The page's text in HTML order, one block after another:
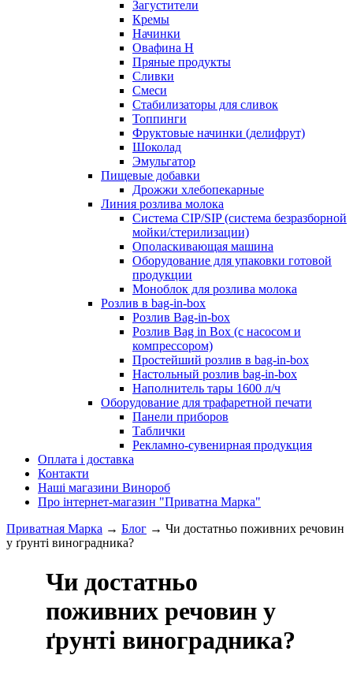
Загустители
Кремы
Начинки
Овафина Н
Пряные продукты
Сливки
Смеси
Стабилизаторы для сливок
Топпинги
Фруктовые начинки (делифрут)
Шоколад
Эмульгатор
Пищевые добавки
Дрожжи хлебопекарные
Линия розлива молока
Система CIP/SIP (система безразборной
мойки/стерилизации)
Ополаскивающая машина
Оборудование для упаковки готовой
продукции
Моноблок для розлива молока
Розлив в bag-in-box
Розлив Bag-in-box
Розлив Bag in Box (с насосом и
компрессором)
Простейший розлив в bag-in-box
Настольный розлив bag-in-box
Наполнитель тары 1600 л/ч
Оборудование для трафаретной печати
Панели приборов
Таблички
Рекламно-сувенирная продукция
Оплата і доставка
Контакти
Наші магазини Винороб
Про інтернет-магазин "Приватна Марка"
Приватная Марка → Блог → Чи достатньо поживних речовин
у ґрунті виноградника?
Чи достатньо
поживних речовин у
ґрунті виноградника?